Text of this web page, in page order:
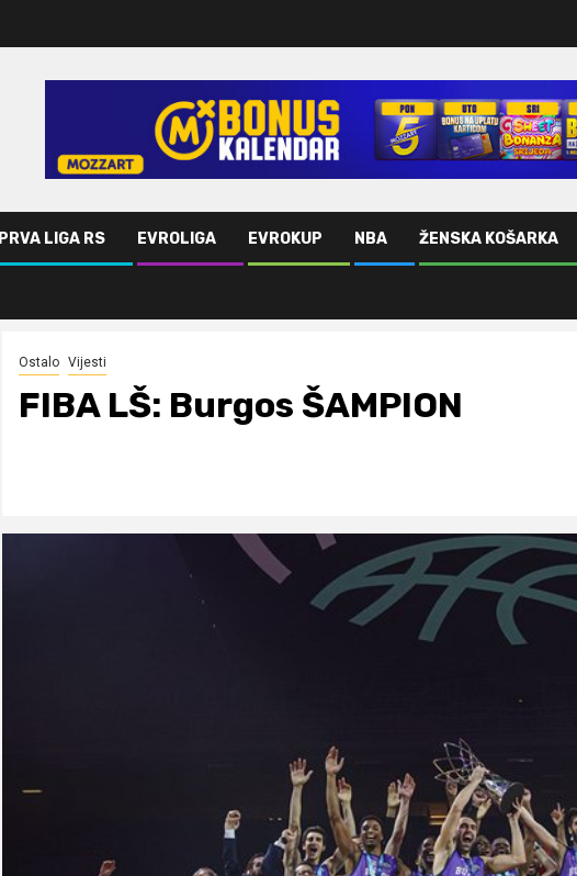
PRVA LIGA RS EVROLIGA EVROKUP NBA ŽENSKA KOŠARKA
Ostalo Vijesti
FIBA LŠ: Burgos ŠAMPION